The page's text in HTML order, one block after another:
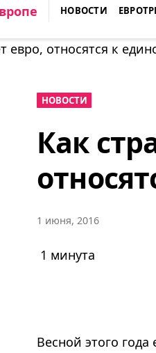
НОВОСТИ
НОВОСТИ
Как
1 июня, 2016
1 минута
Весной этого